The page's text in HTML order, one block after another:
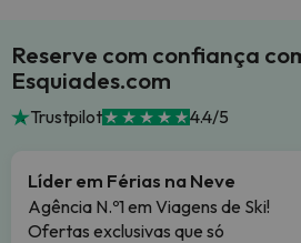
Reserve com confiança
Esquiades.com
Trustpilot 4.4/5
Líder em Férias na Neve
Agência N.º1 em Viagens de Ski!
Ofertas exclusivas que só